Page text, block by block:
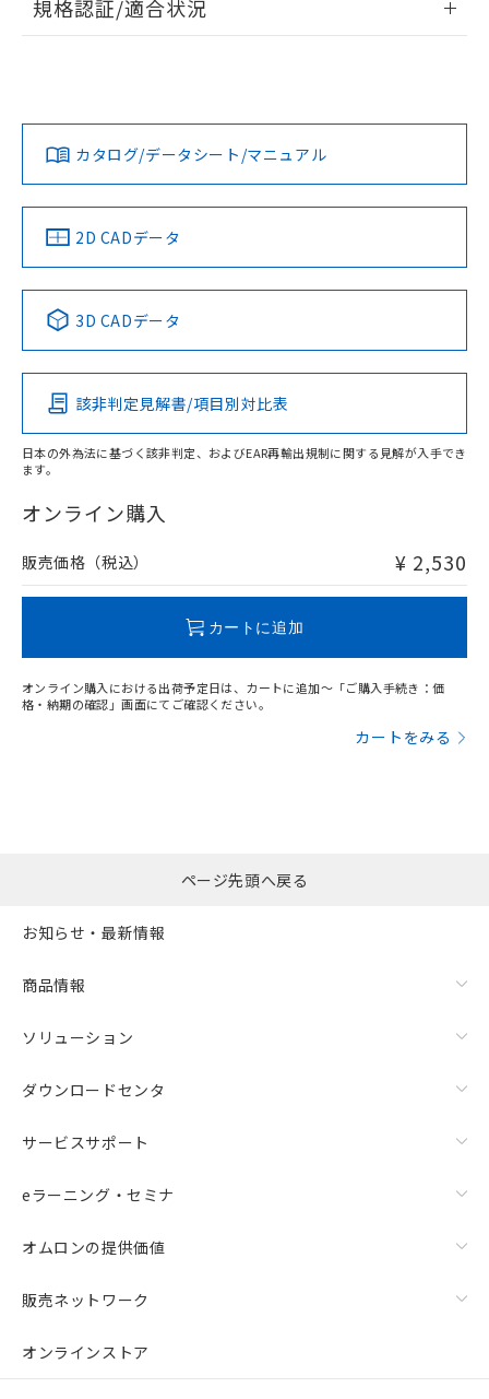
ログイン/会員登録
ダウンロードデータをご利用いただく前に、以下を必ずお読
みください。
ソフトウェアの使用条件
EU RoHS 注意事項・凡例
対応済み
中国 RoHS 注意事項・凡例
Pb Hg Cd Cr(VI)
O
在庫等で未対応品が混在する可能性があります。
問い合わせください。
規格認証/適合状況
LR型式承認
（イギリス
船舶規格）
DNV型式承認
（ノルウェー
BV型式承認
（フランス
KR型式
（韓国
Yes No No No
この製品の規格認証/適合状況ページへ
その他の認証はこちらのページからご検索ください
カタログ/データシート/マニュアル
2D CADデータ
3D CADデータ
該非判定見解書/項目別対比表
日本の外為法に基づく該非判定、およびEAR再輸出規制に関する見解が入手でき
ます。
オンライン購入
販売価格（税込） ¥ 2,530
カートに追加
オンライン購入における出荷予定日は、カートに追加～「ご購入手続き：価
格・納期の確認」画面にてご確認ください。
カートをみる
ページ先頭へ戻る
お知らせ・最新情報
商品情報
ソリューション
ダウンロードセンタ
サービスサポート
eラーニング・セミナ
オムロンの提供価値
販売ネットワーク
オンラインストア